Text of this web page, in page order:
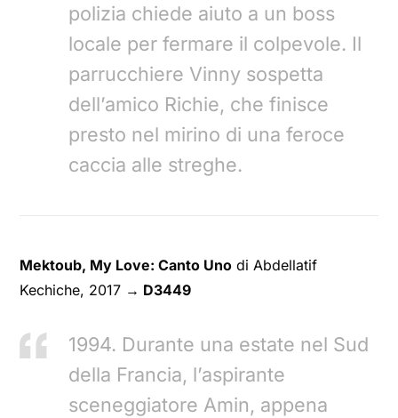
polizia chiede aiuto a un boss
locale per fermare il colpevole. Il
parrucchiere Vinny sospetta
dell’amico Richie, che finisce
presto nel mirino di una feroce
caccia alle streghe.
Mektoub, My Love: Canto Uno di Abdellatif
Kechiche, 2017 → D3449
1994. Durante una estate nel Sud
della Francia, l’aspirante
sceneggiatore Amin, appena